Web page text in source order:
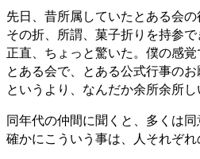
先日、昔所属していたとある会の
その折、所謂、菓子折りを持参で
正直、ちょっと驚いた。僕の感
とある会で、とある公式行事の
というより、なんだか余所余所
同年代の仲間に聞くと、多くは
確かにこういう事は、人それぞ